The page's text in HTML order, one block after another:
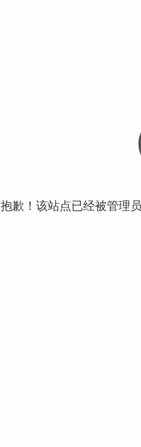
抱歉！该站点已经被管理